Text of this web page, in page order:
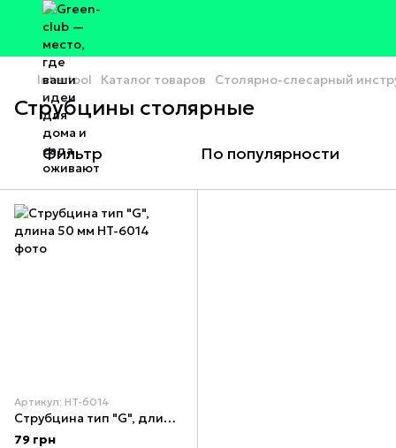
Intertool Каталог товаров Столярно-слесарный
Струбцины столярные
Фильтр По популярности
Артикул: HT-6014
Струбцина тип "G", длина 50 мм
79 грн